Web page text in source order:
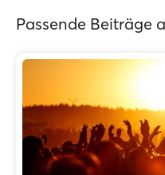
Passende Beiträge